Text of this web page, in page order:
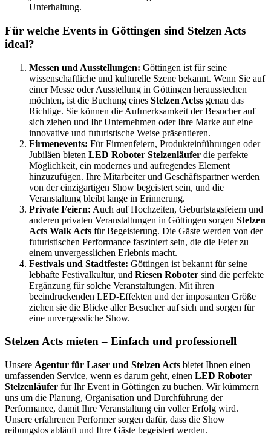
Unterhaltung.
Für welche Events in Göttingen sind Stelzen Acts
ideal?
Messen und Ausstellungen: Göttingen ist für seine
wissenschaftliche und kulturelle Szene bekannt. Wenn Sie auf
einer Messe oder Ausstellung in Göttingen herausstechen
möchten, ist die Buchung eines Stelzen Actss genau das
Richtige. Sie können die Aufmerksamkeit der Besucher auf
sich ziehen und Ihr Unternehmen oder Ihre Marke auf eine
innovative und futuristische Weise präsentieren.
Firmenevents: Für Firmenfeiern, Produkteinführungen oder
Jubiläen bieten LED Roboter Stelzenläufer die perfekte
Möglichkeit, ein modernes und aufregendes Element
hinzuzufügen. Ihre Mitarbeiter und Geschäftspartner werden
von der einzigartigen Show begeistert sein, und die
Veranstaltung bleibt lange in Erinnerung.
Private Feiern: Auch auf Hochzeiten, Geburtstagsfeiern und
anderen privaten Veranstaltungen in Göttingen sorgen Stelzen
Acts Walk Acts für Begeisterung. Die Gäste werden von der
futuristischen Performance fasziniert sein, die die Feier zu
einem unvergesslichen Erlebnis macht.
Festivals und Stadtfeste: Göttingen ist bekannt für seine
lebhafte Festivalkultur, und Riesen Roboter sind die perfekte
Ergänzung für solche Veranstaltungen. Mit ihren
beeindruckenden LED-Effekten und der imposanten Größe
ziehen sie die Blicke aller Besucher auf sich und sorgen für
eine unvergessliche Show.
Stelzen Acts mieten – Einfach und professionell
Unsere Agentur für Laser und Stelzen Acts bietet Ihnen einen
umfassenden Service, wenn es darum geht, einen LED Roboter
Stelzenläufer für Ihr Event in Göttingen zu buchen. Wir kümmern
uns um die Planung, Organisation und Durchführung der
Performance, damit Ihre Veranstaltung ein voller Erfolg wird.
Unsere erfahrenen Performer sorgen dafür, dass die Show
reibungslos abläuft und Ihre Gäste begeistert werden.